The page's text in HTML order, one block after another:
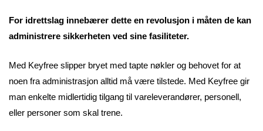
For idrettslag innebærer dette en revolusjon i måten de kan
administrere sikkerheten ved sine fasiliteter.
Med Keyfree slipper bryet med tapte nøkler og behovet for at
noen fra administrasjon alltid må være tilstede. Med Keyfree gir
man enkelte midlertidig tilgang til vareleverandører, personell,
eller personer som skal trene.